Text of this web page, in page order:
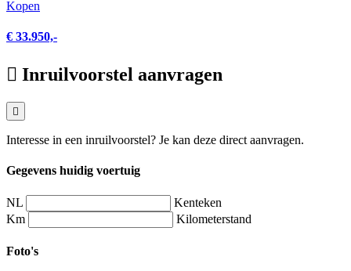
Kopen
€ 33.950,-
Inruilvoorstel aanvragen
Interesse in een inruilvoorstel? Je kan deze direct aanvragen.
Gegevens huidig voertuig
NL
Kenteken
Km
Kilometerstand
Foto's